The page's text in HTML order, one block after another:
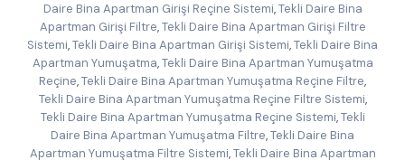
Daire Bina Apartman Girişi Reçine Sistemi, Tekli Daire Bina
Apartman Girişi Filtre, Tekli Daire Bina Apartman Girişi Filtre
Sistemi,Tekli Daire Bina Apartman Girişi Sistemi,Tekli Daire Bina
Apartman Yumuşatma, Tekli Daire Bina Apartman Yumuşatma
Reçine,Tekli Daire Bina Apartman Yumuşatma Reçine Filtre,
Tekli Daire Bina Apartman Yumuşatma Reçine Filtre Sistemi,
Tekli Daire Bina Apartman Yumuşatma Reçine Sistemi, Tekli
Daire Bina Apartman Yumuşatma Filtre,Tekli Daire Bina
Apartman Yumuşatma Filtre Sistemi, Tekli Daire Bina Apartman